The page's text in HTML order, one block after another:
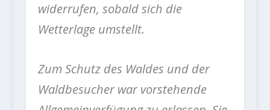
widerrufen, sobald sich die
Wetterlage umstellt.
Zum Schutz des Waldes und der
Waldbesucher war vorstehende